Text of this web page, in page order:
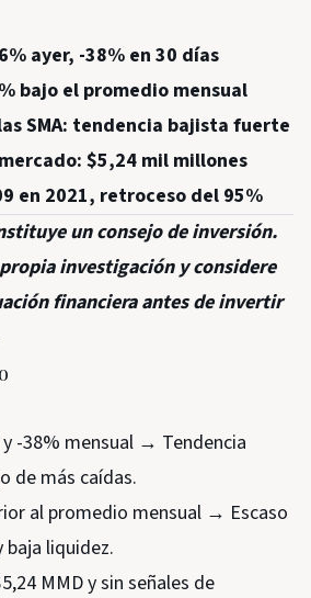
ayer, -38% en 30 días
bajo el promedio mensual
SMA: tendencia bajista fuerte
$5,24 mil millones
en 2021, retroceso del 95%
un consejo de inversión.
investigación y considere
financiera antes de invertir
y -38% mensual → Tendencia
de más caídas.
al promedio mensual → Escaso
liquidez.
MMD y sin señales de